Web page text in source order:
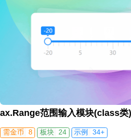
ax.Range范围输入模块(class类
需金币 8 板块 24 示例 34+